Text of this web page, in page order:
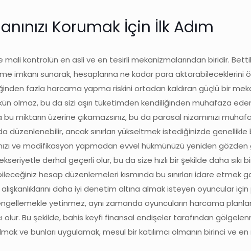
Korumak İçin İlk Adım
kontrolün en asli ve en tesirli mekanizmalarından biridir. Bettilt,
imkanı sunarak, hesaplarına ne kadar para aktarabileceklerini
fazla harcama yapma riskini ortadan kaldıran güçlü bir
olmaz, bu da sizi aşırı tüketimden kendiliğinden muhafaza
miktarın üzerine çıkamazsınız, bu da parasal nizamınızı
düzenlenebilir, ancak sınırları yükseltmek istediğinizde
ve modifikasyon yapmadan evvel hükmünüzü yeniden
derhal geçerli olur, bu da size hızlı bir şekilde daha sıkı
hesap düzenlemeleri kısmında bu sınırları idare etmek
daha iyi denetim altına almak isteyen oyuncular
yetinmez, aynı zamanda oyuncuların harcama
olur. Bu şekilde, bahis keyfi finansal endişeler tarafından
ve bunları uygulamak, mesul bir katılımcı olmanın birinci ve